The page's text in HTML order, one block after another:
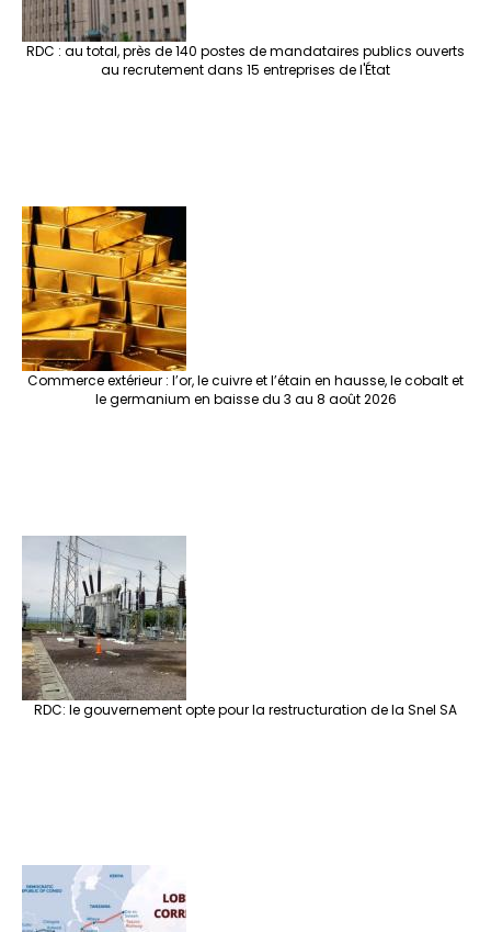
RDC : au total, près de 140 postes de mandataires publics ouverts
au recrutement dans 15 entreprises de l'État
Commerce extérieur : l’or, le cuivre et l’étain en hausse, le cobalt et
le germanium en baisse du 3 au 8 août 2026
RDC: le gouvernement opte pour la restructuration de la Snel SA